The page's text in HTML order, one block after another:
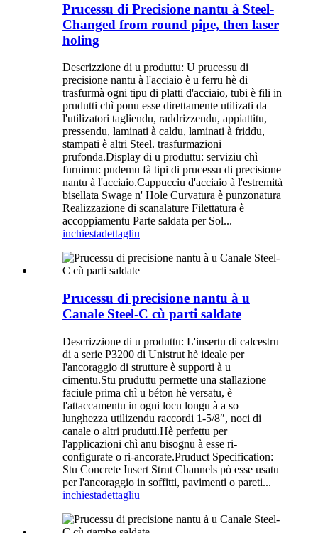
Prucessu di Precisione nantu à Steel-
Changed from round pipe, then laser
holing
Descrizzione di u produttu: U prucessu di
precisione nantu à l'acciaio è u ferru hè di
trasfurmà ogni tipu di platti d'acciaio, tubi è fili in
prudutti chì ponu esse direttamente utilizati da
l'utilizatori tagliendu, raddrizzendu, appiattitu,
pressendu, laminati à caldu, laminati à friddu,
stampati è altri Steel. trasfurmazioni
prufonda.Display di u produttu: serviziu chì
furnimu: pudemu fà tipi di prucessu di precisione
nantu à l'acciaio.Cappucciu d'acciaio à l'estremità
bisellata Swage n' Hole Curvatura è punzonatura
Realizzazione di scanalature Filettatura è
accoppiamentu Parte saldata per Sol...
inchiestadettagliu
Prucessu di precisione nantu à u
Canale Steel-C cù parti saldate
Descrizzione di u produttu: L'insertu di calcestru
di a serie P3200 di Unistrut hè ideale per
l'ancoraggio di strutture è supporti à u
cimentu.Stu pruduttu permette una stallazione
faciule prima chì u béton hè versatu, è
l'attaccamentu in ogni locu longu à a so
lunghezza utilizendu raccordi 1-5/8″, noci di
canale o altri prudutti.Hè perfettu per
l'applicazioni chì anu bisognu à esse ri-
configurate o ri-ancorate.Pruduct Specification:
Stu Concrete Insert Strut Channels pò esse usatu
per l'ancoraggio in soffitti, pavimenti o pareti...
inchiestadettagliu